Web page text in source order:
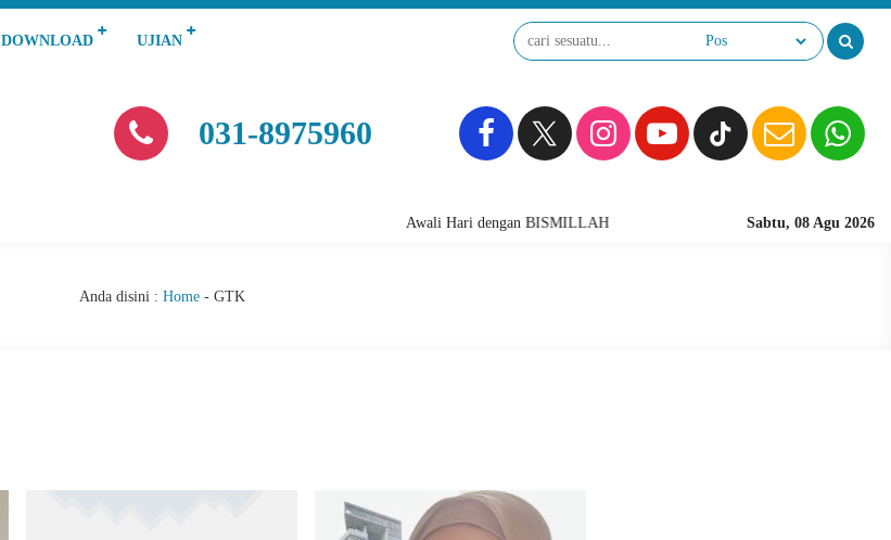
DOWNLOAD UJIAN
031-8975960
Sabtu, 08 Agu 2026
Awali Hari dengan BISMILLAH
Anda disini : Home- GTK